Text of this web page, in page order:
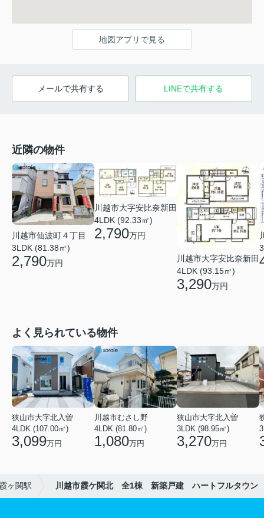
地図アプリで見る
メールで共有する LINEで共有する
近隣の物件
川越市仙波町４丁目
3LDK (81.38㎡)
2,790万円
川越市大字安比奈新田
4LDK (92.33㎡)
2,790万円
川越市大字安比奈新田
4LDK (93.15㎡)
3,290万円
よく見られている物件
狭山市大字北入曽
4LDK (107.00㎡)
3,099万円
川越市むさし野
4LDK (81.80㎡)
1,080万円
狭山市大字北入曽
3LDK (98.95㎡)
3,270万円
ヶ関駅 川越市霞ケ関北 全1棟 新築戸建 ハートフルタウン